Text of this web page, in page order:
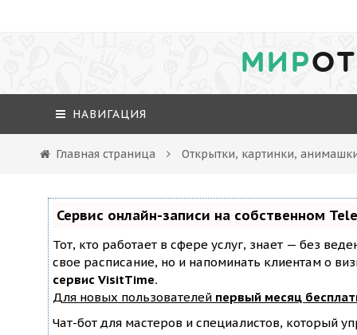
МИР
НАВИГАЦИЯ
Главная страница Открытки, картинки,
Сервис онлайн-записи на собственном
Тот, кто работает в сфере услуг, знает — без
свое расписание, но и напоминать клиентам о
сервис VisitTime.
Для новых пользователей первый месяц
Чат-бот для мастеров и специалистов, который